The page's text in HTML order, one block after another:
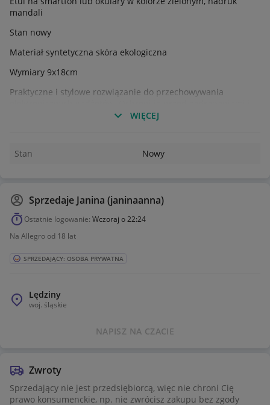
mandali
Stan nowy
Materiał syntetyczna skóra ekologiczna
Wymiary 9x18cm
Praktyczne i stylowe rozwiązanie do przechowywania
WIĘCEJ
Stan Nowy
Sprzedaje Janina (janinaanna)
Ostatnie logowanie: Wczoraj o 22:24
Na Allegro od 18 lat
SPRZEDAJĄCY: OSOBA PRYWATNA
Lędziny
woj. śląskie
NAPISZ NA CZACIE
Zwroty
Sprzedający nie jest przedsiębiorcą, więc nie chroni Cię
prawo konsumenckie, np. nie zwrócisz zakupu bez zgody